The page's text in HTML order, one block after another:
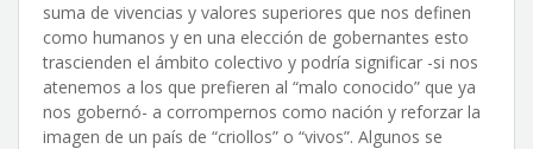
suma de vivencias y valores superiores que nos definen
como humanos y en una elección de gobernantes esto
trascienden el ámbito colectivo y podría significar -si nos
atenemos a los que prefieren al “malo conocido” que ya
nos gobernó- a corrompernos como nación y reforzar la
imagen de un país de “criollos” o “vivos”. Algunos se